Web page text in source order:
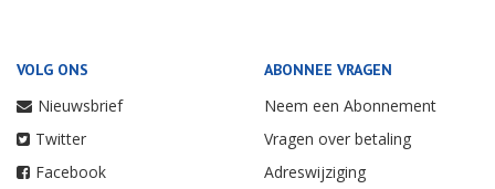
VOLG ONS
Nieuwsbrief
Twitter
Facebook
ABONNEE VRAGEN
Neem een Abonnement
Vragen over betaling
Adreswijziging